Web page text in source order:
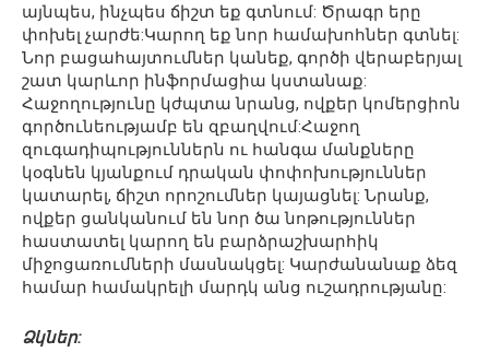
այնպես, ինչպես ճիշտ եք գտնում: Ծրագր երը
փոխել չարժե:Կարող եք նոր համախոհներ գտնել:
Նոր բացահայտումներ կանեք, գործի վերաբերյալ
շատ կարևոր ինֆորմացիա կստանաք:
Հաջողությունը կժպտա նրանց, ովքեր կոմերցիոն
գործունեությամբ են զբաղվում:Հաջող
զուգադիպություններն ու հանգա մանքները
կօգնեն կյանքում դրական փոփոխություններ
կատարել, ճիշտ որոշումներ կայացնել: Նրանք,
ովքեր ցանկանում են նոր ծա նոթություններ
հաստատել կարող են բարձրաշխարհիկ
միջոցառումների մասնակցել: Կարժանանաք ձեզ
համար համակրելի մարդկ անց ուշադրությանը:
Ձկներ: